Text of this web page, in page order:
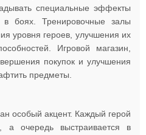
специальные эффекты
боях. Тренировочные залы
уровня героев, улучшения их
Игровой магазин,
покупок и улучшения
предметы.
особый акцент. Каждый герой
а очередь выстраивается в